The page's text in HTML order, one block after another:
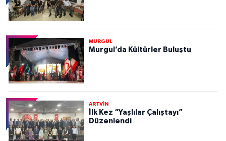
MURGUL
Murgul’da Kültürler Buluştu
ARTVİN
İlk Kez “Yaşlılar Çalıştayı”
Düzenlendi